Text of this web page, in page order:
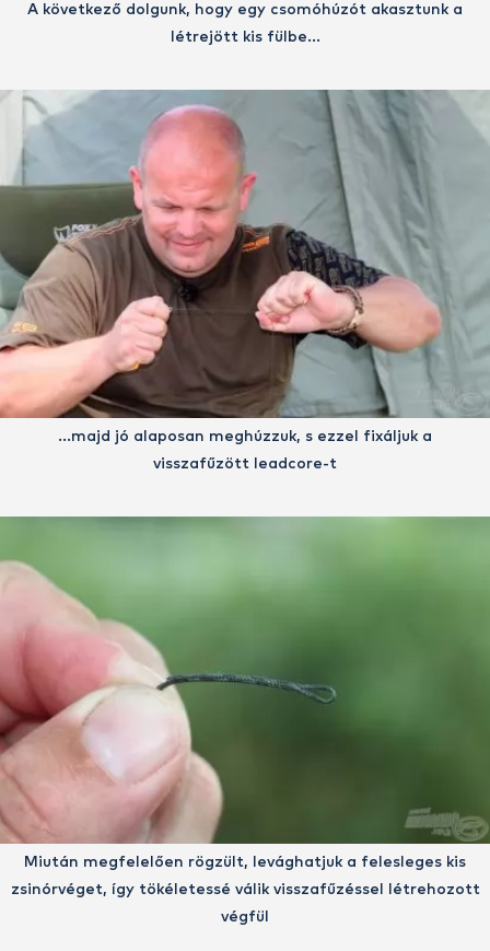
A következő dolgunk, hogy egy csomóhúzót akasztunk a
létrejött kis fülbe…
…majd jó alaposan meghúzzuk, s ezzel fixáljuk a
visszafűzött leadcore-t
Miután megfelelően rögzült, levághatjuk a felesleges kis
zsinórvéget, így tökéletessé válik visszafűzéssel létrehozott
végfül